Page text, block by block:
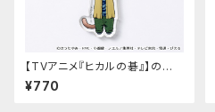
【TVアニメ『ヒカルの碁』】のび
猫アクリルキーホルダー（和谷
義高）
¥770